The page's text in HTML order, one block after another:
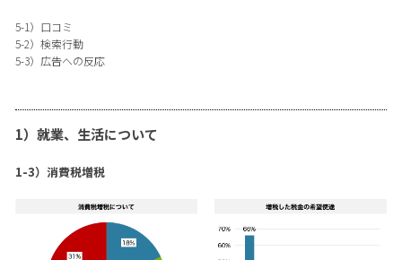
5-1）口コミ
5-2）検索行動
5-3）広告への反応
1）就業、生活について
1-3）消費税増税